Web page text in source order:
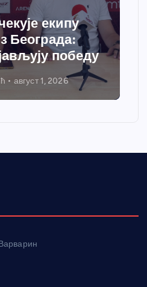
екипу
Београда:
победу
август 1, 2026